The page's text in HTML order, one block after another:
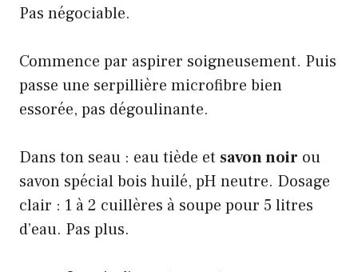
Pas négociable.
Commence par aspirer soigneusement. Puis
passe une serpillière microfibre bien
essorée, pas dégoulinante.
Dans ton seau : eau tiède et savon noir ou
savon spécial bois huilé, pH neutre. Dosage
clair : 1 à 2 cuillères à soupe pour 5 litres
d’eau. Pas plus.